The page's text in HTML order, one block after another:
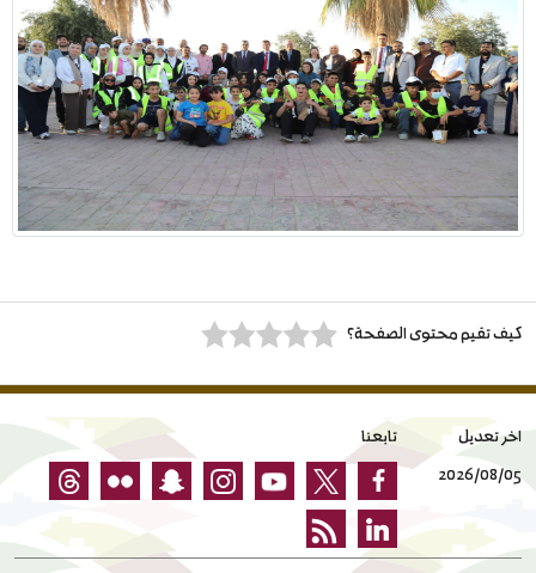
كيف تقيم محتوى الصفحة؟
اخر تعديل
2026/08/05
تابعنا